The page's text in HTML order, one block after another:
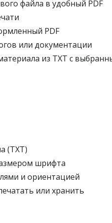
файла в удобный PDF
PDF
или документации
из TXT с
(TXT)
шрифта
и ориентацией
или хранить